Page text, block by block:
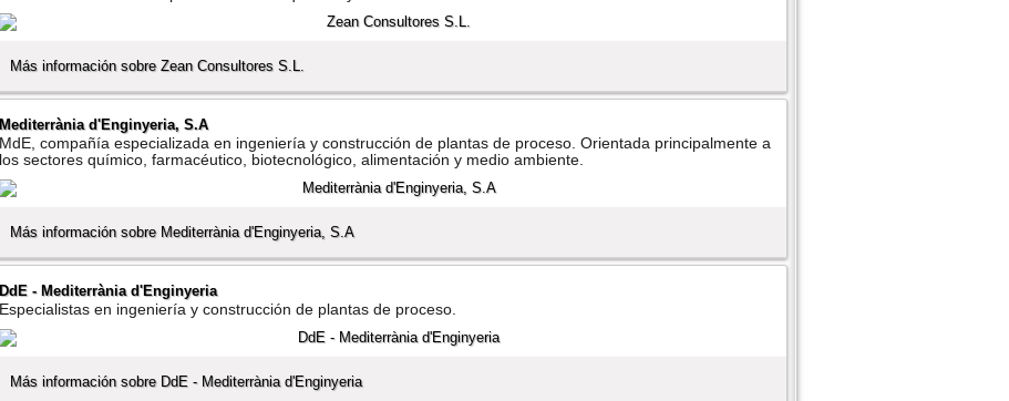
Más información sobre Zean Consultores S.L.
Mediterrània d'Enginyeria, S.A
MdE, compañí­a especializada en ingenierí­a y construcción de plantas de proceso. Orientada principalmente a
los sectores quí­mico, farmacéutico, biotecnológico, alimentación y medio ambiente.
Más información sobre Mediterrània d'Enginyeria, S.A
DdE - Mediterrània d'Enginyeria
Especialistas en ingenierí­a y construcción de plantas de proceso.
Más información sobre DdE - Mediterrània d'Enginyeria